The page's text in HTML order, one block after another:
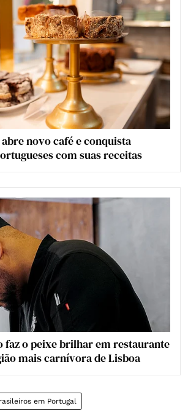
novo café e conquista
com suas receitas
faz o peixe brilhar em restaurante
mais carnívora de Lisboa
em Portugal